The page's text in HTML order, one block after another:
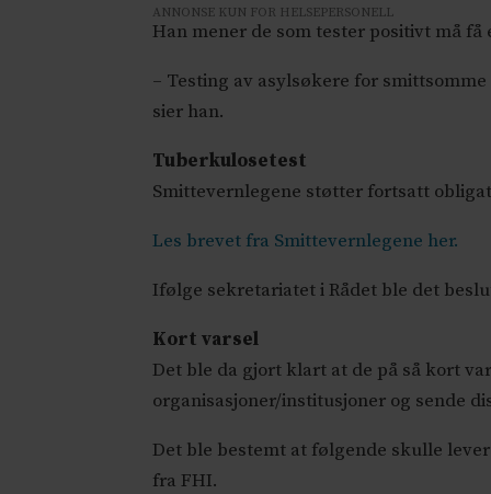
ANNONSE KUN FOR HELSEPERSONELL
Han mener de som tester positivt må
– Testing av asylsøkere for
sier han.
Tuberkulosetest
Smittevernlegene støtter fortsatt
Les brevet fra Smittevernlegene her.
Ifølge sekretariatet i Rådet ble det
Kort varsel
Det ble da gjort klart at de på så kort
organisasjoner/institusjoner og sende
Det ble bestemt at følgende skulle
fra FHI.